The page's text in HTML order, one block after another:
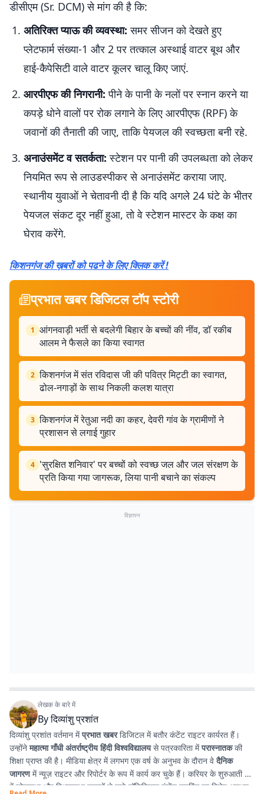
डीसीएम (Sr. DCM) से मांग की है कि:
अतिरिक्त प्याऊ की व्यवस्था: समर सीजन को देखते हुए
प्लेटफार्म संख्या-1 और 2 पर तत्काल अस्थाई वाटर बूथ और
हाई-कैपेसिटी वाले वाटर कूलर चालू किए जाएं.
आरपीएफ की निगरानी: पीने के पानी के नलों पर स्नान करने या
कपड़े धोने वालों पर रोक लगाने के लिए आरपीएफ (RPF) के
जवानों की तैनाती की जाए, ताकि पेयजल की स्वच्छता बनी रहे.
अनाउंसमेंट व सतर्कता: स्टेशन पर पानी की उपलब्धता को लेकर
नियमित रूप से लाउडस्पीकर से अनाउंसमेंट कराया जाए.
स्थानीय युवाओं ने चेतावनी दी है कि यदि अगले 24 घंटे के भीतर
पेयजल संकट दूर नहीं हुआ, तो वे स्टेशन मास्टर के कक्ष का
घेराव करेंगे.
किशनगंज की ख़बरों को पढने के लिए क्लिक करें !
प्रभात खबर डिजिटल टॉप स्टोरी
1 आंगनवाड़ी भर्ती से बदलेगी बिहार के बच्चों की नींव, डॉ रकीब
आलम ने फैसले का किया स्वागत
2 किशनगंज में संत रविदास जी की पवित्र मिट्टी का स्वागत,
ढोल-नगाड़ों के साथ निकली कलश यात्रा
3 किशनगंज में रेतुआ नदी का कहर, देवरी गांव के ग्रामीणों ने
प्रशासन से लगाई गुहार
4 'सुरक्षित शनिवार' पर बच्चों को स्वच्छ जल और जल संरक्षण के
प्रति किया गया जागरूक, लिया पानी बचाने का संकल्प
विज्ञापन
लेखक के बारे में
Byदिव्यांशु प्रशांत
दिव्यांशु प्रशांत वर्तमान मेंप्रभात खबरडिजिटल में बतौर कंटेंट राइटर कार्यरत हैं।
उन्होंनेमहात्मा गाँधी अंतर्राष्ट्रीय हिंदी विश्वविद्यालयसे पत्रकारिता मेंपरास्नातककी
शिक्षा प्राप्त की है। मीडिया क्षेत्र में लगभग एक वर्ष के अनुभव के दौरान वेदैनिक
जागरणमें न्यूज़ राइटर और रिपोर्टर के रूप में कार्य कर चुके हैं। करियर के शुरुआती दौर
में लोकसभा और विधानसभा चुनावों से जुड़े पॉलिटिकल कंटेंट राइटिंग का विशेष अनुभव